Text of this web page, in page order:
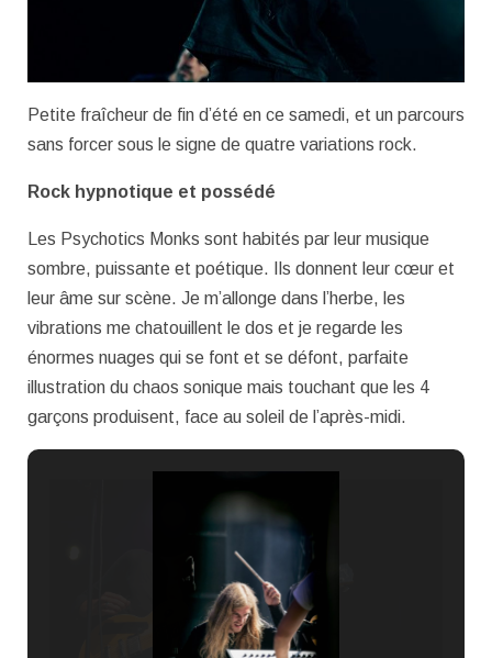
Petite fraîcheur de fin d’été en ce samedi, et un parcours
sans forcer sous le signe de quatre variations rock.
Rock hypnotique et possédé
Les Psychotics Monks sont habités par leur musique
sombre, puissante et poétique. Ils donnent leur cœur et
leur âme sur scène. Je m’allonge dans l’herbe, les
vibrations me chatouillent le dos et je regarde les
énormes nuages qui se font et se défont, parfaite
illustration du chaos sonique mais touchant que les 4
garçons produisent, face au soleil de l’après-midi.